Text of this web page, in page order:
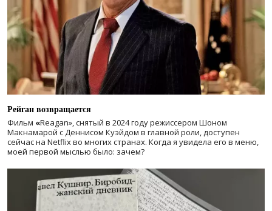
Рейган возвращается
Фильм «Reagan», снятый в 2024 годурежиссером Шоном
Макнамарой с Деннисом Куэйдом в главной роли, доступен
сейчас на Netflix во многих странах. Когда я увидела его в меню,
моей первой мыслью было: зачем?